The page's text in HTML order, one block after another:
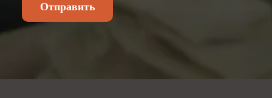
Отправить